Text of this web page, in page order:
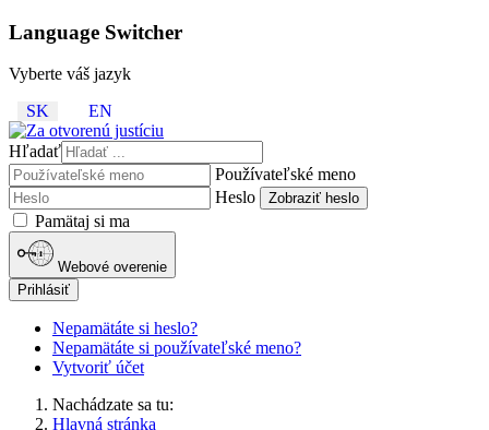
Language Switcher
Vyberte váš jazyk
SK
EN
Hľadať
Používateľské meno
Heslo
Zobraziť heslo
Pamätaj si ma
Webové overenie
Prihlásiť
Nepamätáte si heslo?
Nepamätáte si používateľské meno?
Vytvoriť účet
Nachádzate sa tu:
Hlavná stránka